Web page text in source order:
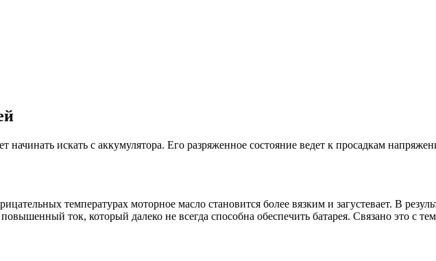
искать с аккумулятора. Его разряженное состояние ведет к просадкам
температурах моторное масло становится более вязким и загустевает. В
ток, который далеко не всегда способна обеспечить батарея. Связано это с